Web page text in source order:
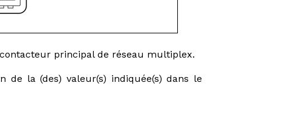
principal de réseau multiplex.
la (des) valeur(s) indiquée(s) dans le